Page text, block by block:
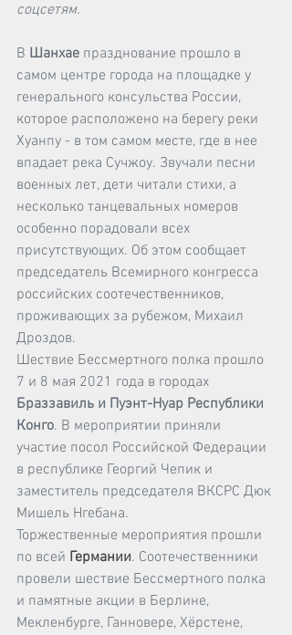
соцсетям.
В Шанхае празднование прошло в
самом центре города на площадке у
генерального консульства России,
которое расположено на берегу реки
Хуанпу - в том самом месте, где в нее
впадает река Сучжоу. Звучали песни
военных лет, дети читали стихи, а
несколько танцевальных номеров
особенно порадовали всех
присутствующих. Об этом сообщает
председатель Всемирного конгресса
российских соотечественников,
проживающих за рубежом, Михаил
Дроздов.
Шествие Бессмертного полка прошло
7 и 8 мая 2021 года в городах
Браззавиль и Пуэнт-Нуар Республики
Конго. В мероприятии приняли
участие посол Российской Федерации
в республике Георгий Чепик и
заместитель председателя ВКСРС Дюк
Мишель Нгебана.
Торжественные мероприятия прошли
по всей Германии. Соотечественники
провели шествие Бессмертного полка
и памятные акции в Берлине,
Мекленбурге, Ганновере, Хёрстене,